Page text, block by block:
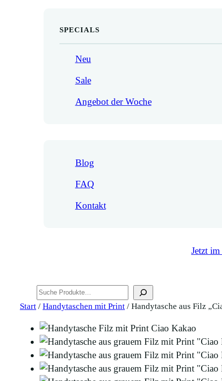
SPECIALS
Neu
Sale
Angebot der Woche
Blog
FAQ
Kontakt
Jetzt
Start / Handytaschen mit Print / Handytasche aus Filz